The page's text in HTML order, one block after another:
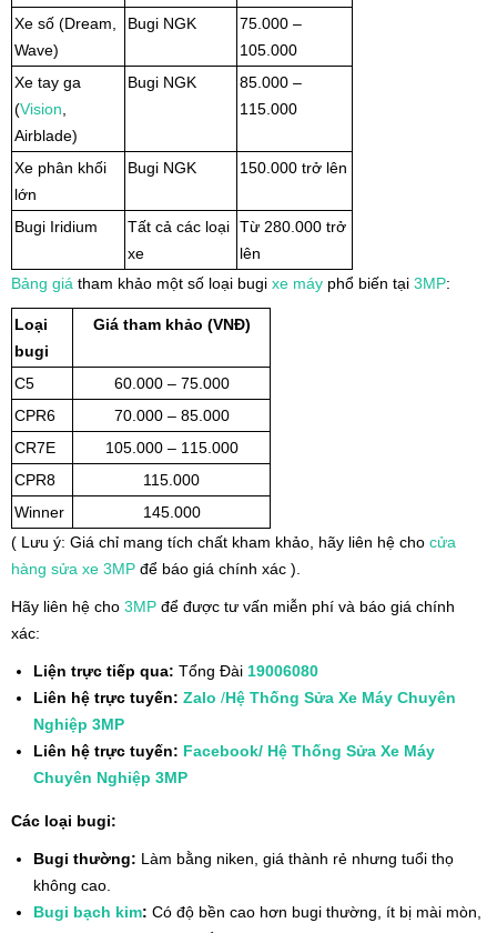
Xe số (Dream,
Wave)
Bugi NGK
75.000 –
105.000
Xe tay ga
(Vision,
Airblade)
Bugi NGK
85.000 –
115.000
Xe phân khối
lớn
Bugi NGK 150.000 trở lên
Bugi Iridium
Tất cả các loại
xe
Từ 280.000 trở
lên
Bảng giá tham khảo một số loại bugi xe máy phổ biến tại 3MP:
Loại
bugi
Giá tham khảo (VNĐ)
C5
60.000 – 75.000
CPR6
70.000 – 85.000
CR7E
105.000 – 115.000
CPR8
115.000
Winner
145.000
( Lưu ý: Giá chỉ mang tích chất kham khảo, hãy liên hệ cho cửa
hàng sửa xe 3MP để báo giá chính xác ).
Hãy liên hệ cho 3MP để được tư vấn miễn phí và báo giá chính
xác:
Liện trực tiếp qua: Tổng Đài 19006080
Liên hệ trực tuyến: Zalo /Hệ Thống Sửa Xe Máy Chuyên
Nghiệp 3MP
Liên hệ trực tuyến: Facebook/ Hệ Thống Sửa Xe Máy
Chuyên Nghiệp 3MP
Các loại bugi:
Bugi thường: Làm bằng niken, giá thành rẻ nhưng tuổi thọ
không cao.
Bugi bạch kim: Có độ bền cao hơn bugi thường, ít bị mài mòn,